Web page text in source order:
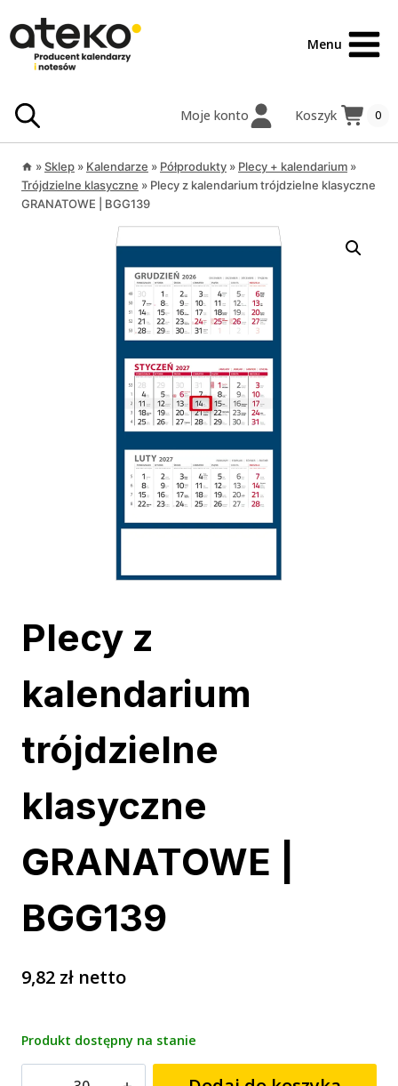
treści
do
treści
Menu
Moje konto Koszyk 0
»Sklep » Kalendarze » Półprodukty » Plecy + kalendarium »
Trójdzielne klasyczne » Plecy z kalendarium trójdzielne klasyczne
GRANATOWE | BGG139
Plecy z
kalendarium
trójdzielne
klasyczne
GRANATOWE |
BGG139
9,82 zł netto
Produkt dostępny na stanie